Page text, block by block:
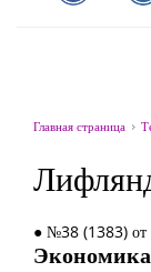
Главная страница
● №38 (1383)